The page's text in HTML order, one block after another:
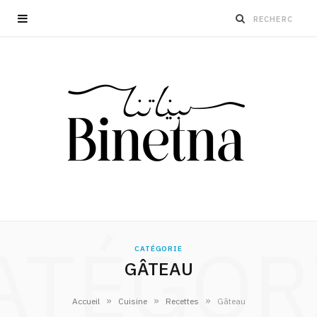
CATÉGORIE
GÂTEAU
Accueil » Cuisine » Recettes » Gâteau